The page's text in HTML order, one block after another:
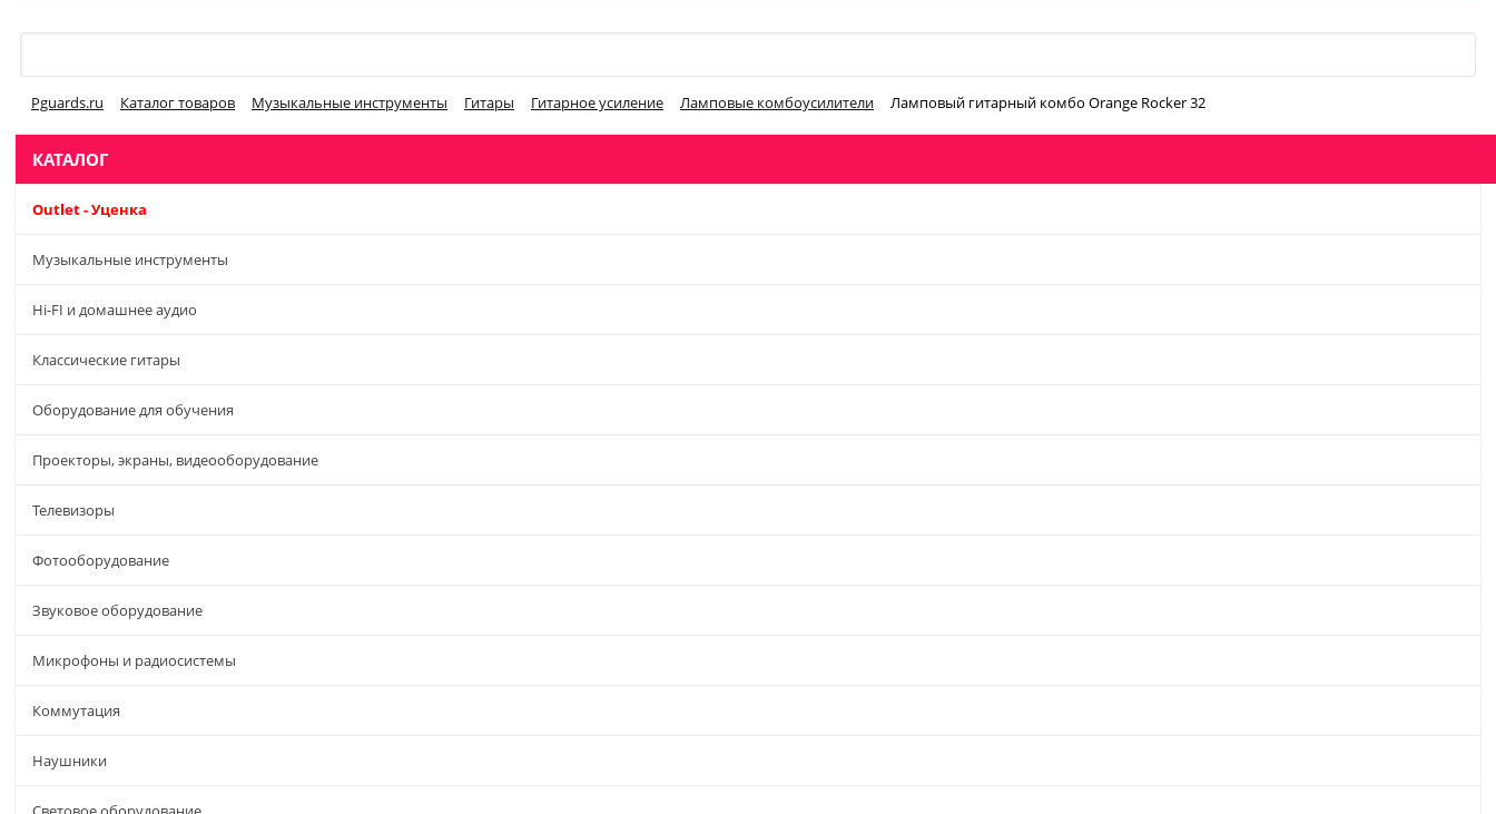
Pguards.ru Каталог товаров Музыкальные инструменты Гитары Гитарное усиление Ламповые комбоусилители Ламповый гитарный комбо Orange Rocker 32
КАТАЛОГ
Outlet - Уценка
Музыкальные инструменты
Hi-FI и домашнее аудио
Классические гитары
Оборудование для обучения
Проекторы, экраны, видеооборудование
Телевизоры
Фотооборудование
Звуковое оборудование
Микрофоны и радиосистемы
Коммутация
Наушники